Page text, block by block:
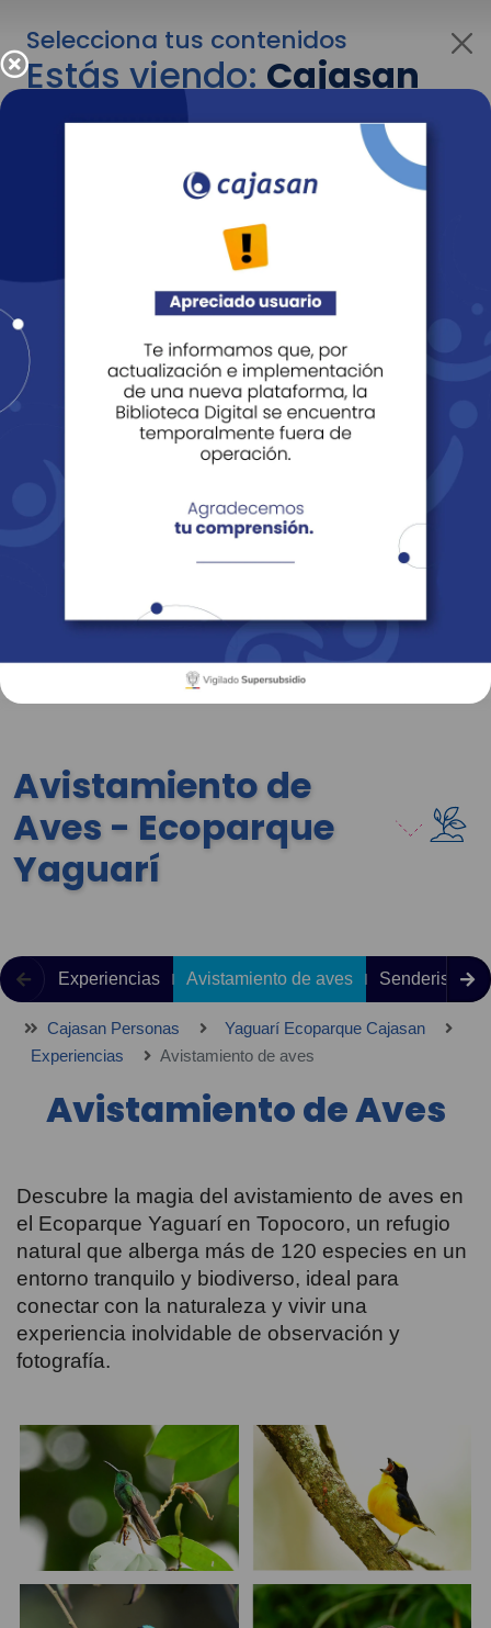
Selecciona tus contenidos
Estás viendo:Cajasan
para personas
Para cambiar al contenido de tu interés más
adelante recuerda utilizar el menú
Entendido
Revista Fácil Vivir
Sedes Directorio Servicios En Línea
Avistamiento de
Aves - Ecoparque
Yaguarí
Experiencias Avistamiento de aves Senderismo
Cajasan Personas
Yaguarí Ecoparque Cajasan
Experiencias
Avistamiento de aves
Avistamiento de Aves
Descubre la magia del avistamiento de aves en
el Ecoparque Yaguarí en Topocoro, un refugio
natural que alberga más de 120 especies en un
entorno tranquilo y biodiverso, ideal para
conectar con la naturaleza y vivir una
experiencia inolvidable de observación y
fotografía.